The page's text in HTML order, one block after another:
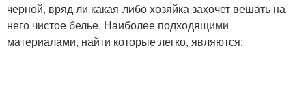
черной, вряд ли какая-либо хозяйка захочет вешать на
него чистое белье. Наиболее подходящими
материалами, найти которые легко, являются: